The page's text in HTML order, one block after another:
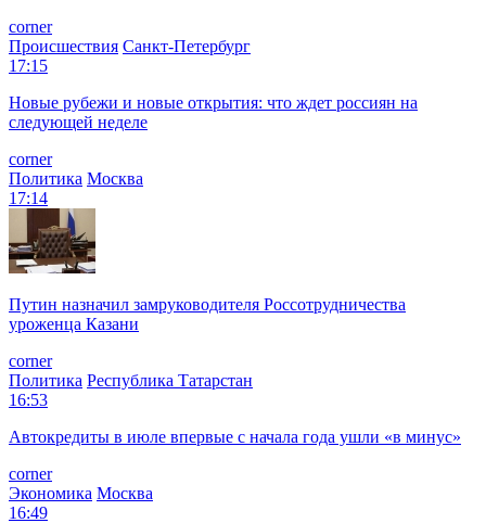
corner
Происшествия Санкт-Петербург
17:15
Новые рубежи и новые открытия: что ждет россиян на
следующей неделе
corner
Политика Москва
17:14
Путин назначил замруководителя Россотрудничества
уроженца Казани
corner
Политика Республика Татарстан
16:53
Автокредиты в июле впервые с начала года ушли «в минус»
corner
Экономика Москва
16:49